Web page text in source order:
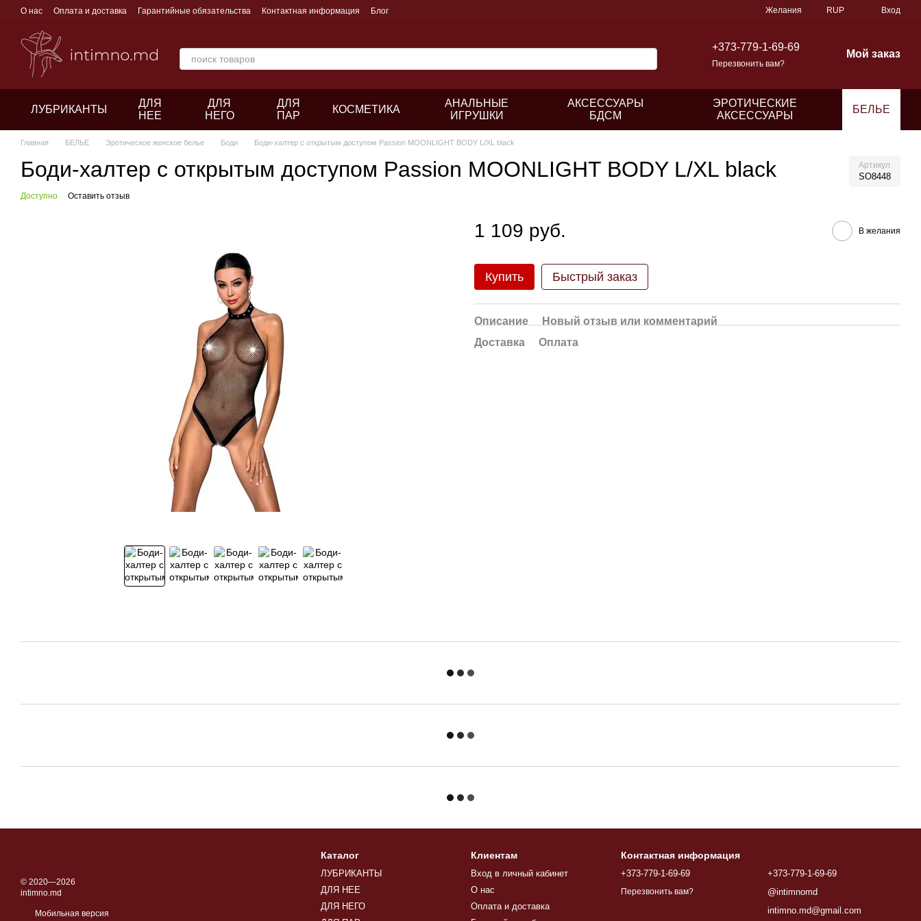
Перейти к основному контенту
О нас Оплата и доставка Гарантийные обязательства Контактная информация Блог Желания RUP Вход
+373-779-1-69-69
Перезвонить вам?
Мой заказ
ЛУБРИКАНТЫ
ДЛЯ
НЕЕ
ДЛЯ
НЕГО
ДЛЯ
ПАР
КОСМЕТИКА
АНАЛЬНЫЕ
ИГРУШКИ
АКСЕССУАРЫ
БДСМ
ЭРОТИЧЕСКИЕ
АКСЕССУАРЫ
БЕЛЬЕ
Главная БЕЛЬЕ Эротическое женское белье Боди Боди-халтер с открытым доступом Passion MOONLIGHT BODY L/XL black
Боди-халтер с открытым доступом Passion MOONLIGHT BODY L/XL black Артикул
SO8448
Доступно Оставить отзыв
1 109 руб. В желания
Купить Быстрый заказ
Описание
Новый отзыв или комментарий
Доставка
Оплата
© 2020—2026
intimno.md
Мобильная версия
Каталог
ЛУБРИКАНТЫ
ДЛЯ НЕЕ
ДЛЯ НЕГО
Клиентам
Вход в личный кабинет
О нас
Оплата и доставка
Контактная информация
+373-779-1-69-69
Перезвонить вам?
+373-779-1-69-69
@intimnomd
intimno.md@gmail.com